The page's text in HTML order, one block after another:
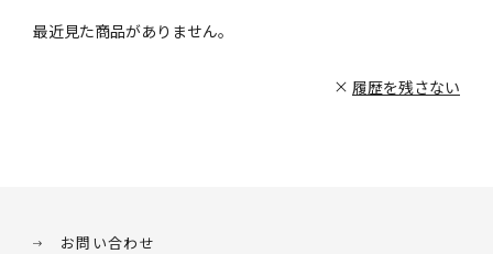
最近見た商品がありません。
履歴を残さない
お問い合わせ